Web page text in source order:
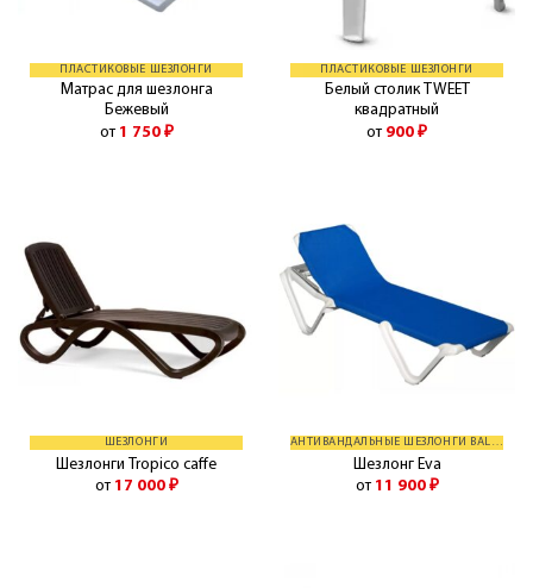
ПЛАСТИКОВЫЕ ШЕЗЛОНГИ
Матрас для шезлонга
Бежевый
от 1 750 ₽
ПЛАСТИКОВЫЕ ШЕЗЛОНГИ
Белый столик TWEET
квадратный
от 900 ₽
ШЕЗЛОНГИ
Шезлонги Tropico caffe
от 17 000 ₽
АНТИВАНДАЛЬНЫЕ ШЕЗЛОНГИ BALLIU
Шезлонг Eva
от 11 900 ₽